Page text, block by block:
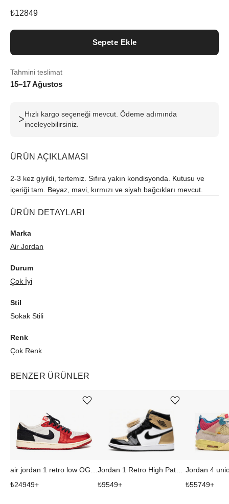
₺12849
Sepete Ekle
Tahmini teslimat
15–17 Ağustos
ᐳ
Hızlı kargo seçeneği mevcut. Ödeme adımında
inceleyebilirsiniz.
ÜRÜN AÇIKLAMASI
2-3 kez giyildi, tertemiz. Sıfıra yakın kondisyonda. Kutusu ve
içeriği tam. Beyaz, mavi, kırmızı ve siyah bağcıkları mevcut.
ÜRÜN DETAYLARI
Marka
Air Jordan
Durum
Çok İyi
Stil
Sokak Stili
Renk
Çok Renk
BENZER ÜRÜNLER
air jordan 1 retro low OG trophy room away
₺24949+
Ürünü istek listesine ekle veya listeden çıkar
Jordan 1 Retro High Patent Gold Toe
₺9549+
Ürünü istek listesine ekle veya listeden çıkar
Jordan 4
₺55749+